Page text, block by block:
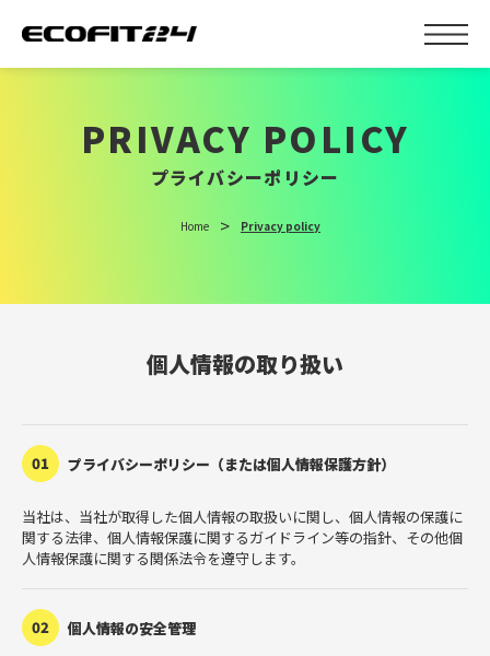
PRIVACY POLICY
プライバシーポリシー
Home Privacy policy
個人情報の取り扱い
01 プライバシーポリシー（または個人情報保護方針）
当社は、当社が取得した個人情報の取扱いに関し、個人情報の保護に
関する法律、個人情報保護に関するガイドライン等の指針、その他個
人情報保護に関する関係法令を遵守します。
02 個人情報の安全管理